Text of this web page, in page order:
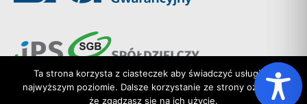
Ta strona korzysta z ciasteczek aby świadczyć usługi na
najwyższym poziomie. Dalsze korzystanie ze strony oznacza,
że zgadzasz się na ich użycie.